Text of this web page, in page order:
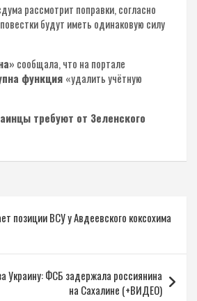
рассмотрит поправки, согласно
будут иметь одинаковую силу
сообщала, что на портале
функция «удалить учётную
требуют от Зеленского
позиции ВСУ у Авдеевского коксохима
Украину: ФСБ задержала россиянина
на Сахалине (+ВИДЕО)